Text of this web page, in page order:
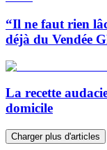
“Il ne faut rien
déjà du Vendée
La recette
domicile
Charger plus d'articles